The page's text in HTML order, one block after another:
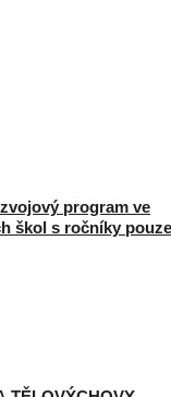
program ve
škol s ročníky pouze